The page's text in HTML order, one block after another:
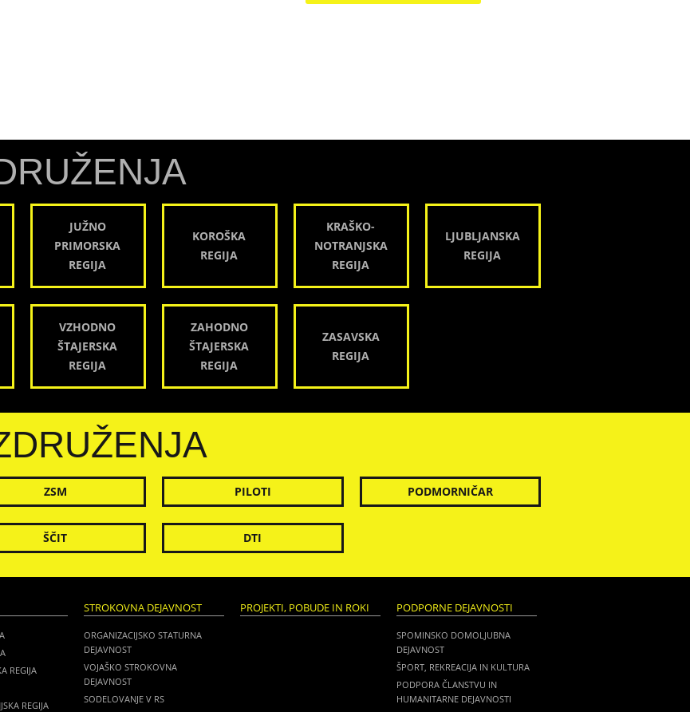
JUŽNO
PRIMORSKA
REGIJA
KOROŠKA
REGIJA
KRAŠKO-
NOTRANJSKA
REGIJA
LJUBLJANSKA
REGIJA
VZHODNO
ŠTAJERSKA
REGIJA
ZAHODNO
ŠTAJERSKA
REGIJA
ZASAVSKA
REGIJA
ZSM PILOTI PODMORNIČAR
ŠČIT DTI
REGIJA
REGIJA
STROKOVNA DEJAVNOST
ORGANIZACIJSKO STATURNA
DEJAVNOST
VOJAŠKO STROKOVNA
DEJAVNOST
SODELOVANJE V RS
PROJEKTI, POBUDE IN ROKI PODPORNE DEJAVNOSTI
SPOMINSKO DOMOLJUBNA
DEJAVNOST
ŠPORT, REKREACIJA IN KULTURA
PODPORA ČLANSTVU IN
HUMANITARNE DEJAVNOSTI